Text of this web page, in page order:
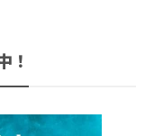
！